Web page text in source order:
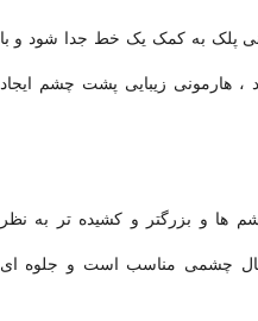
پلک به کمک یک خط جدا شود و با
، هارمونی زیبایی پشت چشم ایجاد
و بزرگتر و کشیده تر به نظر
چشمی مناسب است و جلوه ای